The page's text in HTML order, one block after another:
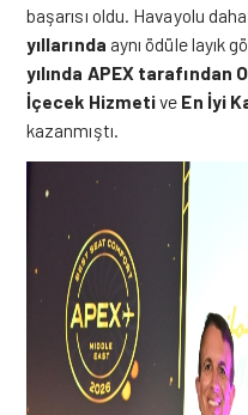
başarısı oldu. Havayolu
yıllarında aynı ödüle layık
yılında APEX tarafından
İçecek Hizmetive En İyi
kazanmıştı.